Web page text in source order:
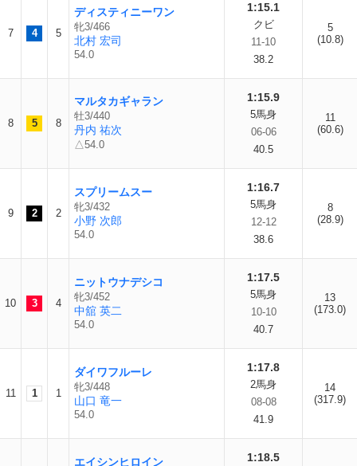
7 4 5
ディスティニーワン
牝3/466
北村 宏司
54.0
1:15.1
クビ
11-10
38.2
5
(10.8)
8 5 8
マルタカギャラン
牡3/440
丹内 祐次
△54.0
1:15.9
5馬身
06-06
40.5
11
(60.6)
9 2 2
スプリームスー
牝3/432
小野 次郎
54.0
1:16.7
5馬身
12-12
38.6
8
(28.9)
10 3 4
ニットウナデシコ
牝3/452
中舘 英二
54.0
1:17.5
5馬身
10-10
40.7
13
(173.0)
11 1 1
ダイワフルーレ
牝3/448
山口 竜一
54.0
1:17.8
2馬身
08-08
41.9
14
(317.9)
エイシンヒロイン 1:18.5